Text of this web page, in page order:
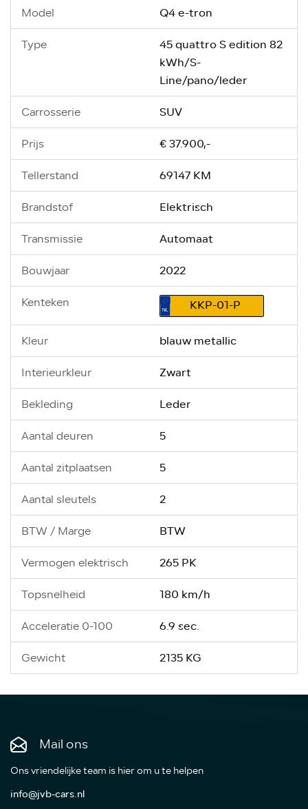
Model Q4 e-tron
Type
45 quattro S edition 82
kWh/S-
Line/pano/leder
Carrosserie SUV
Prijs € 37.900,-
Tellerstand 69147 KM
Brandstof Elektrisch
Transmissie Automaat
Bouwjaar 2022
Kenteken KKP-01-P
Kleur blauw metallic
Interieurkleur Zwart
Bekleding Leder
Aantal deuren 5
Aantal zitplaatsen 5
Aantal sleutels 2
BTW / Marge BTW
Vermogen elektrisch 265 PK
Topsnelheid 180 km/h
Acceleratie 0-100 6.9 sec.
Gewicht 2135 KG
Mail ons
Ons vriendelijke team is hier om u te helpen
info@jvb-cars.nl